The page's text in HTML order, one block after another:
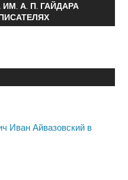
А. П. ГАЙДАРА
Иван Айвазовский в